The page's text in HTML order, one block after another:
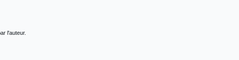
l'auteur.